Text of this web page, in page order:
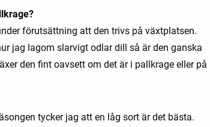
förutsättning att den trivs på växtplatsen.
jag lagom slarvigt odlar dill så är den ganska
den fint oavsett om det är i pallkrage eller på
tycker jag att en låg sort är det bästa.